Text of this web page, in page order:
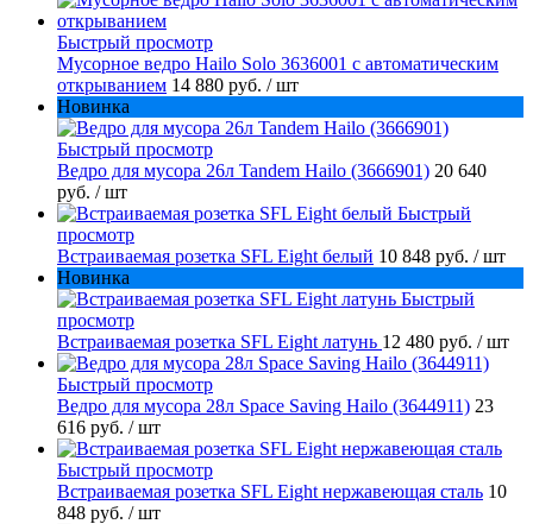
Быстрый просмотр
Мусорное ведро Hailo Solo 3636001 с автоматическим
открыванием 14 880 руб. / шт
Новинка
Быстрый просмотр
Ведро для мусора 26л Tandem Hailo (3666901) 20 640
руб. / шт
Быстрый
просмотр
Встраиваемая розетка SFL Eight белый 10 848 руб. / шт
Новинка
Быстрый
просмотр
Встраиваемая розетка SFL Eight латунь 12 480 руб. / шт
Быстрый просмотр
Ведро для мусора 28л Space Saving Hailo (3644911) 23
616 руб. / шт
Быстрый просмотр
Встраиваемая розетка SFL Eight нержавеющая сталь 10
848 руб. / шт